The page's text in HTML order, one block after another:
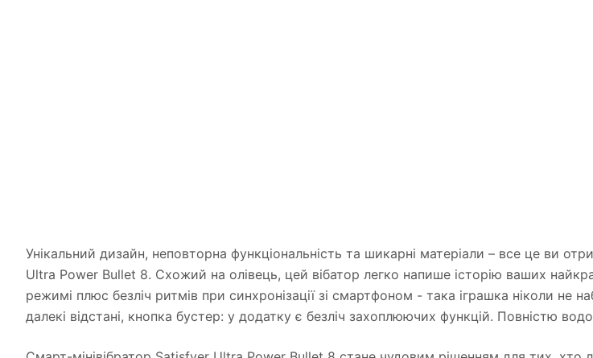
Унікальний дизайн, неповторна функціональність та шикарні матеріали – все це ви
Ultra Power Bullet 8. Схожий на олівець, цей вібатор легко напише історію ваших
режимі плюс безліч ритмів при синхронізації зі смартфоном - така іграшка ніколи не
далекі відстані, кнопка бустер: у додатку є безліч захоплюючих функцій. Повністю